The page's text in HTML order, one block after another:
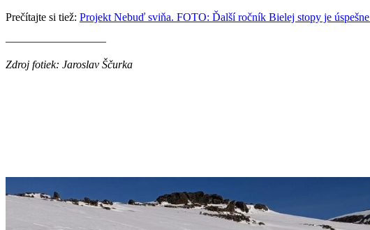
Prečítajte si tiež: Projekt Nebuď sviňa. FOTO: Ďalší ročník Bielej stopy je
—————————
Zdroj fotiek: Jaroslav Ščurka